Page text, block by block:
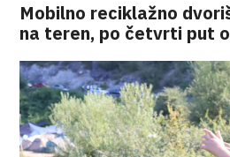
Mobilno reciklažno
na teren, po četvrti put